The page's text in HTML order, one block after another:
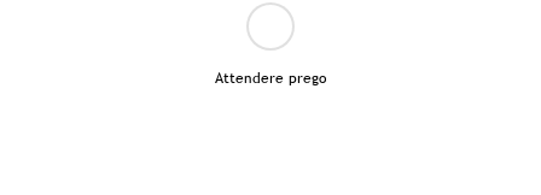
Attendere prego